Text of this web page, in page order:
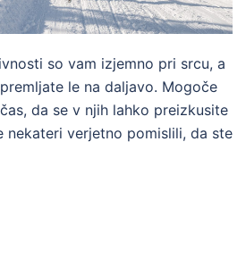
so vam izjemno pri srcu, a
le na daljavo. Mogoče
da se v njih lahko preizkusite
nekateri verjetno pomislili, da ste